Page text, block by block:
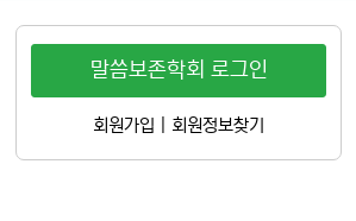
말씀보존학회 로그인
회원가입 회원정보찾기